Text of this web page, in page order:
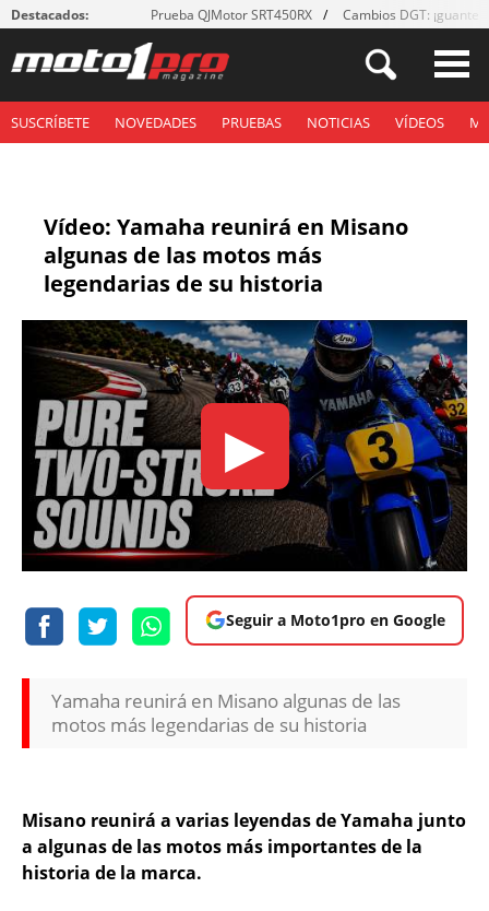
Destacados: Prueba QJMotor SRT450RX Cambios DGT: ¡guantes!
SUSCRÍBETE NOVEDADES PRUEBAS NOTICIAS VÍDEOS
Vídeo: Yamaha reunirá en Misano
algunas de las motos más
legendarias de su historia
▶
Seguir a Moto1pro en Google
Yamaha reunirá en Misano algunas de las
motos más legendarias de su historia
Misano reunirá a varias leyendas de Yamaha junto
a algunas de las motos más importantes de la
historia de la marca.